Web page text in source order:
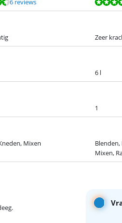
6 reviews
Zeer
6 l
1
Mixen
Mixen,